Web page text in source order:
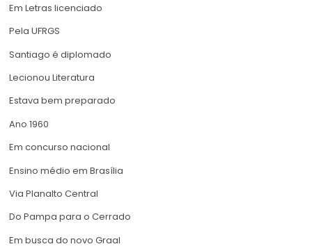
Em Letras licenciado
Pela UFRGS
Santiago é diplomado
Lecionou Literatura
Estava bem preparado
Ano 1960
Em concurso nacional
Ensino médio em Brasília
Via Planalto Central
Do Pampa para o Cerrado
Em busca do novo Graal